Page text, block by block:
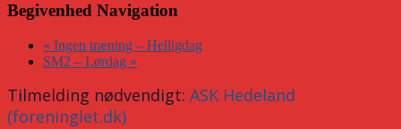
Begivenhed Navigation
« Ingen træning – Helligdag
SM2 – Lørdag »
Tilmelding nødvendigt: ASK Hedeland
(foreninglet.dk)